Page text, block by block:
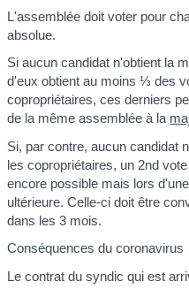
L'assemblée doit voter pour
absolue.
Si aucun candidat n'obtient la
d'eux obtient au moins ⅓ des
copropriétaires, ces derniers
de la même assemblée à la
Si, par contre, aucun candidat
les copropriétaires, un 2nd
encore possible mais lors
ultérieure. Celle-ci doit être
dans les 3 mois.
Conséquences du coronavirus
Le contrat du syndic qui est